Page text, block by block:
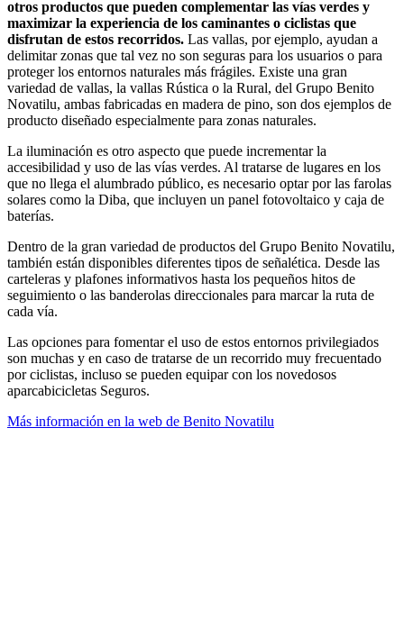
otros productos que pueden complementar las vías verdes y
maximizar la experiencia de los caminantes o ciclistas que
disfrutan de estos recorridos. Las vallas, por ejemplo, ayudan a
delimitar zonas que tal vez no son seguras para los usuarios o para
proteger los entornos naturales más frágiles. Existe una gran
variedad de vallas, la vallas Rústica o la Rural, del Grupo Benito
Novatilu, ambas fabricadas en madera de pino, son dos ejemplos de
producto diseñado especialmente para zonas naturales.
La iluminación es otro aspecto que puede incrementar la
accesibilidad y uso de las vías verdes. Al tratarse de lugares en los
que no llega el alumbrado público, es necesario optar por las farolas
solares como la Diba, que incluyen un panel fotovoltaico y caja de
baterías.
Dentro de la gran variedad de productos del Grupo Benito Novatilu,
también están disponibles diferentes tipos de señalética. Desde las
carteleras y plafones informativos hasta los pequeños hitos de
seguimiento o las banderolas direccionales para marcar la ruta de
cada vía.
Las opciones para fomentar el uso de estos entornos privilegiados
son muchas y en caso de tratarse de un recorrido muy frecuentado
por ciclistas, incluso se pueden equipar con los novedosos
aparcabicicletas Seguros.
Más información en la web de Benito Novatilu